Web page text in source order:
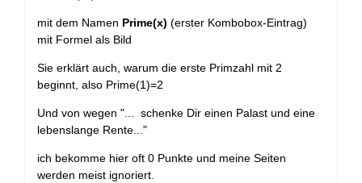
mit dem Namen Prime(x) (erster Kombobox-Eintrag)
mit Formel als Bild
Sie erklärt auch, warum die erste Primzahl mit 2
beginnt, also Prime(1)=2
Und von wegen "... schenke Dir einen Palast und eine
lebenslange Rente..."
ich bekomme hier oft 0 Punkte und meine Seiten
werden meist ignoriert.